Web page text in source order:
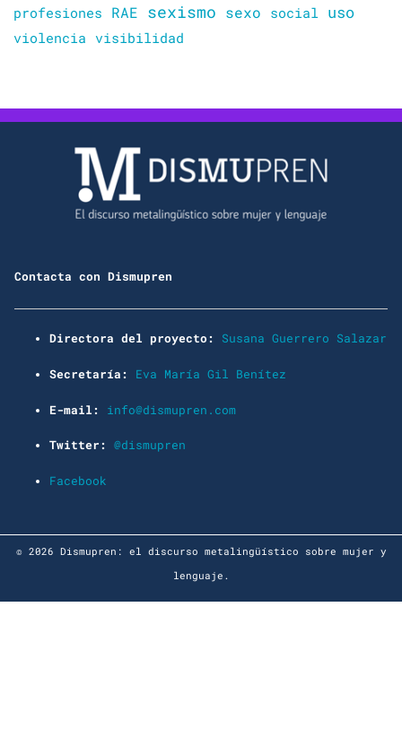
profesiones RAE sexismo sexo social uso
violencia visibilidad
Contacta con Dismupren
Directora del proyecto: Susana Guerrero Salazar
Secretaría: Eva María Gil Benítez
E-mail: info@dismupren.com
Twitter: @dismupren
Facebook
© 2026 Dismupren: el discurso metalingüístico sobre mujer y
lenguaje.